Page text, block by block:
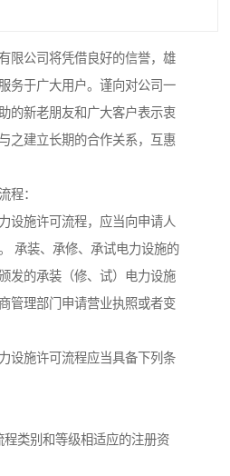
限公司将凭借良好的信誉，雄
务于广大用户。谨向对公司一
的新老朋友和广大客户表示衷
之建立长期的合作关系，互惠
程：
设施许可流程，应当向申请人
承装、承修、承试电力设施的
发的承装（修、试）电力设施
管理部门申请营业执照或者变
设施许可流程应当具备下列条
类别和等级相适应的注册资